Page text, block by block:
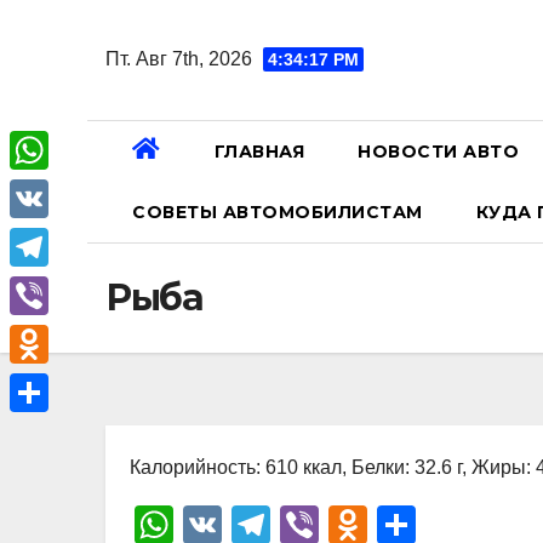
Пт. Авг 7th, 2026 4:34:17 PM
ГЛАВНАЯ НОВОСТИ АВТО
СОВЕТЫ АВТОМОБИЛИСТАМ КУДА
Рыба
Калорийность: 610 ккал, Белки: 32.6 г, Жиры:
W
V
T
Vi
O
W
h
a
A
V
K
T
e
l
e
V
i
b
O